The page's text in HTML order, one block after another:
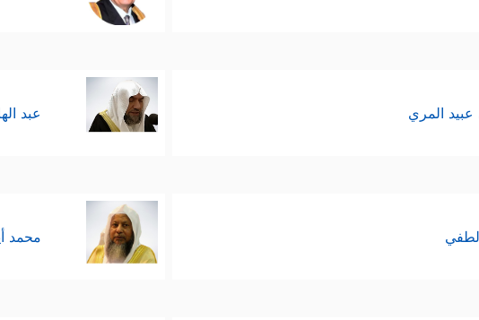
المري عبد
محمد